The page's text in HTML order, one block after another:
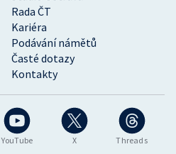
YouTube X Threads
Rada ČT
Kariéra
Podávání námětů
Časté dotazy
Kontakty